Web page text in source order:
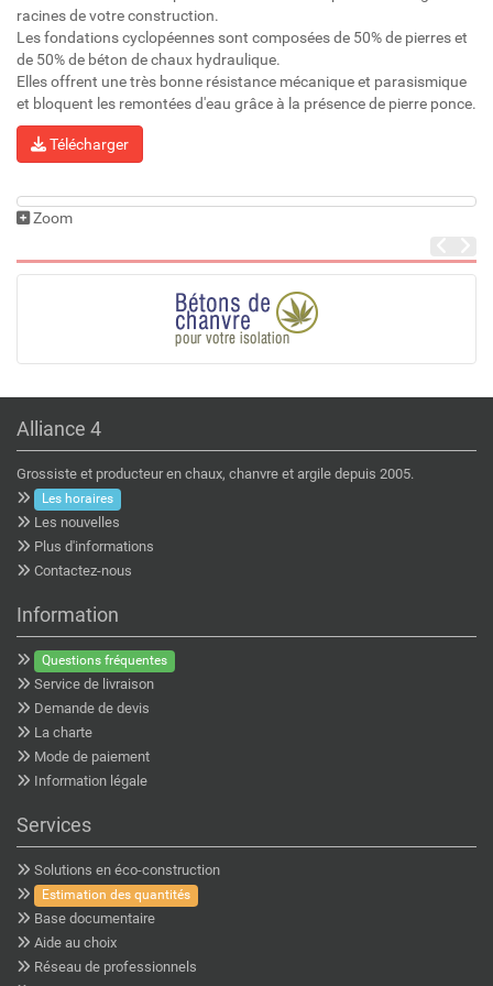
racines de votre construction.
Les fondations cyclopéennes sont composées de 50% de pierres et
de 50% de béton de chaux hydraulique.
Elles offrent une très bonne résistance mécanique et parasismique
et bloquent les remontées d'eau grâce à la présence de pierre ponce.
Télécharger
Zoom
Alliance 4
Grossiste et producteur en chaux, chanvre et argile depuis 2005.
Les horaires
Les nouvelles
Plus d'informations
Contactez-nous
Information
Questions fréquentes
Service de livraison
Demande de devis
La charte
Mode de paiement
Information légale
Services
Solutions en éco-construction
Estimation des quantités
Base documentaire
Aide au choix
Réseau de professionnels